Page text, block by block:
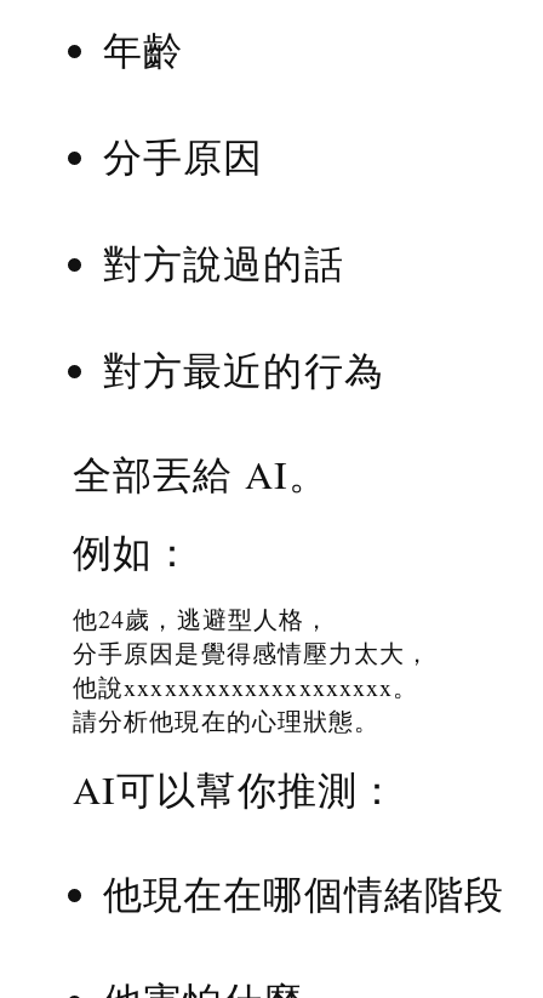
年齡
分手原因
對方說過的話
對方最近的行為
全部丟給 AI。
例如：
他24歲，逃避型人格，
分手原因是覺得感情壓力太大，
他說xxxxxxxxxxxxxxxxxxxx。
請分析他現在的心理狀態。
AI可以幫你推測：
他現在在哪個情緒階段